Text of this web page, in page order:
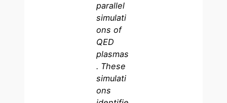
parallel
simulati
ons of
QED
plasmas
. These
simulati
ons